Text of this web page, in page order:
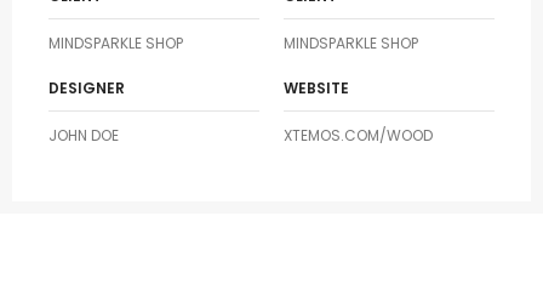
MINDSPARKLE SHOP MINDSPARKLE SHOP
DESIGNER
JOHN DOE
WEBSITE
XTEMOS.COM/WOOD